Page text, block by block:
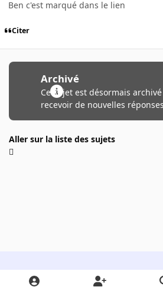
Ben c'est marqué dans le lien
Citer
Archivé
Ce sujet est désormais
recevoir de nouvelles
Aller sur la liste des sujets